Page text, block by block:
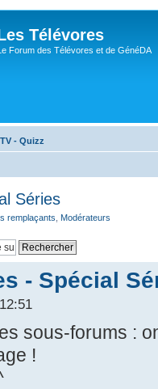
Télévores
Forum des Télévores et de GénéDA
- Quizz
Séries
remplaçants Modérateurs
- Spécial
sous-forums :
!